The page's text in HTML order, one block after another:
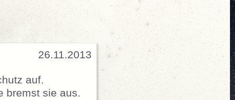
26.11.2013
auf.
bremst sie aus.